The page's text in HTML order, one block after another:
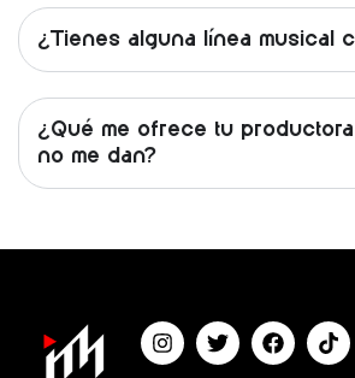
¿Tienes alguna línea musical
¿Qué me ofrece tu
no me dan?